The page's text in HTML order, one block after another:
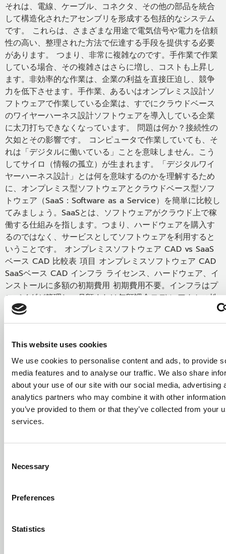
This website uses cookies
We use cookies to personalise content and ads, to provide
media features and to analyse our traffic. We also share
about your use of our site with our social media, advertising
analytics partners who may combine it with other
you’ve provided to them or that they’ve collected from your
services.
Selection
Necessary
Preferences
Statistics
それは、電線、ケーブル、コネクタ、その他の部品を統合
して構造化されたアセンブリを形成する包括的なシステム
です。 これらは、さまざまな用途で電気信号や電力を信頼
性の高い、整理された方法で伝達する手段を提供する必要
があります。 つまり、非常に複雑なのです。手作業で作業
している場合、その複雑さはさらに増し、コストも上昇し
ます。非効率的な作業は、企業の利益を直接圧迫し、競争
力を低下させます。手作業、あるいはオンプレミス設計ソ
フトウェアで作業している企業は、すでにクラウドベース
のワイヤーハーネス設計ソフトウェアを導入している企業
に太刀打ちできなくなっています。 問題は何か？接続性の
欠如とその影響です。 コンピュータで作業していても、そ
れは「デジタルに働いている」ことを意味しません。こう
してサイロ（情報の孤立）が生まれます。「デジタルワイ
ヤーハーネス設計」とは何を意味するのかを理解するため
に、オンプレミス型ソフトウェアとクラウドベース型ソフ
トウェア（SaaS：Software as a Service）を簡単に比較し
てみましょう。SaaSとは、ソフトウェアがクラウド上で稼
働する仕組みを指します。つまり、ハードウェアを購入す
るのではなく、サービスとしてソフトウェアを利用すると
いうことです。 オンプレミスソフトウェア CAD vs SaaS
ベース CAD 比較表 項目 オンプレミスソフトウェア CAD
SaaSベース CAD インフラ ライセンス、ハードウェア、イ
ンストールに多額の初期費用 初期費用不要。インフラはプ
ロバイダが管理し、月額または年額課金モデル アクセス性
ソフトがインストールされた端末からのみアクセス可能 イ
ンターネット接続があればどこからでもアクセス可能 コラ
関係なくリアルタイムで共同編集・コメント・変更履歴追
跡が可能 バージョン管理 バージョン管理が不十分で、改訂
追跡や整合性が難しい すべての設計ファイルを集中管理。
常に最新バージョンを共有可能 スケーラビリティ 拡張時は
追加のハードウェアやソフト導入が必要でコスト増 必要に
応じて柔軟に拡張可能。中断や初期投資不要 データセキュ
リティ 利用者の責任 クラウドホスティングサービスによる
自動的にクラウド上でバックアップ実行 メンテナンス 利用
ュメントとの統合 不可 設計データを製造プロセスへスムー
なのか SaaSベースのCADワイヤーハーネス設計ツールは、
単なる機能向上にとどまりません。生産性・意思決定スピ
レベルの業務環境を実現します。 SaaSワイヤーハーネスソ